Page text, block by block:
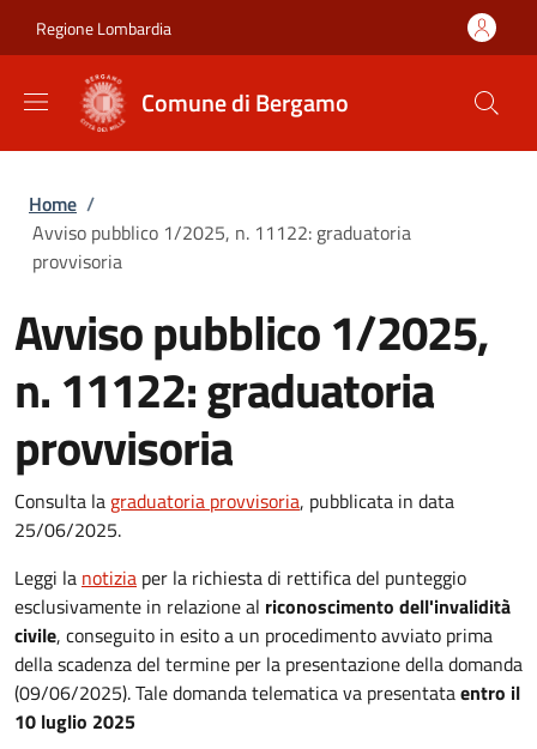
Regione Lombardia
Comune di Bergamo
Briciole di pane
Home /
Avviso pubblico 1/2025, n. 11122: graduatoria
provvisoria
Avviso pubblico 1/2025,
n. 11122: graduatoria
provvisoria
Consulta la graduatoria provvisoria, pubblicata in data
25/06/2025.
Leggi la notizia per la richiesta di rettifica del punteggio
esclusivamente in relazione al riconoscimento dell'invalidità
civile, conseguito in esito a un procedimento avviato prima
della scadenza del termine per la presentazione della domanda
(09/06/2025). Tale domanda telematica va presentataentro il
10 luglio 2025